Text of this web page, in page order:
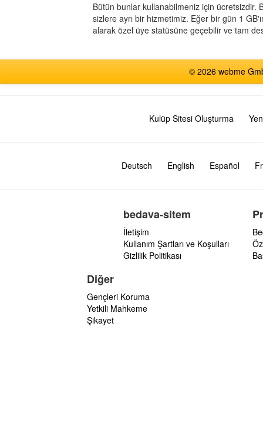
Bütün bunlar kullanabilmeniz için ücretsizdir.
sizlere ayrı bir hizmetimiz. Eğer bir gün 1
alarak özel üye statüsüne geçebilir ve tam
© 2026 webme
Kulüp Sitesi Oluşturma
Deutsch English Español
bedava-sitem
İletişim
Kullanım Şartları ve Koşulları
Gizlilik Politikası
Diğer
Gençleri Koruma
Yetkili Mahkeme
Şikayet